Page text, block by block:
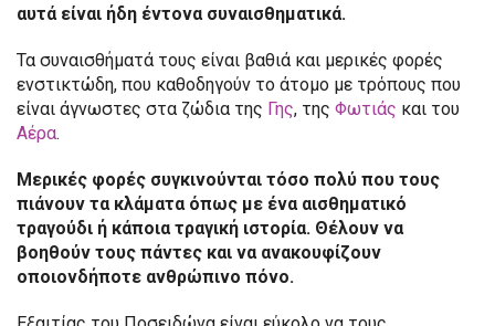
αυτά είναι ήδη έντονα συναισθηματικά.
Τα συναισθήματά τους είναι βαθιά και μερικές φορές
ενστικτώδη, που καθοδηγούν το άτομο με τρόπους που
είναι άγνωστες στα ζώδια της Γης, της Φωτιάς και του
Αέρα.
Μερικές φορές συγκινούνται τόσο πολύ που τους
πιάνουν τα κλάματα όπως με ένα αισθηματικό
τραγούδι ή κάποια τραγική ιστορία. Θέλουν να
βοηθούν τους πάντες και να ανακουφίζουν
οποιονδήποτε ανθρώπινο πόνο.